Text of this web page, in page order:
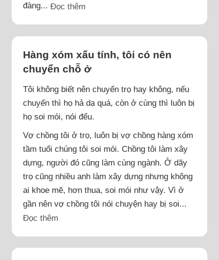
đàng...Đọc thêm
Hàng xóm xấu tính, tôi có nên
chuyển chỗ ở
Tôi không biết nên chuyển trọ hay không, nếu
chuyển thì họ hả dạ quá, còn ở cùng thì luôn bị
họ soi mói, nói đểu.
Vợ chồng tôi ở trọ, luôn bị vợ chồng hàng xóm
tầm tuổi chúng tôi soi mói. Chồng tôi làm xây
dựng, người đó cũng làm cùng ngành. Ở dãy
trọ cũng nhiều anh làm xây dựng nhưng không
ai khoe mẽ, hơn thua, soi mói như vậy. Vì ở
gần nên vợ chồng tôi nói chuyện hay bị soi...
Đọc thêm